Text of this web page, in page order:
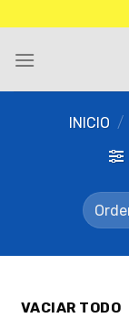
INICIO /
VACIAR TODO